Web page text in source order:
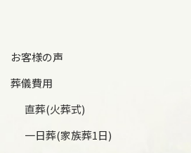
お客様の声
葬儀費用
直葬(火葬式)
一日葬(家族葬1日)